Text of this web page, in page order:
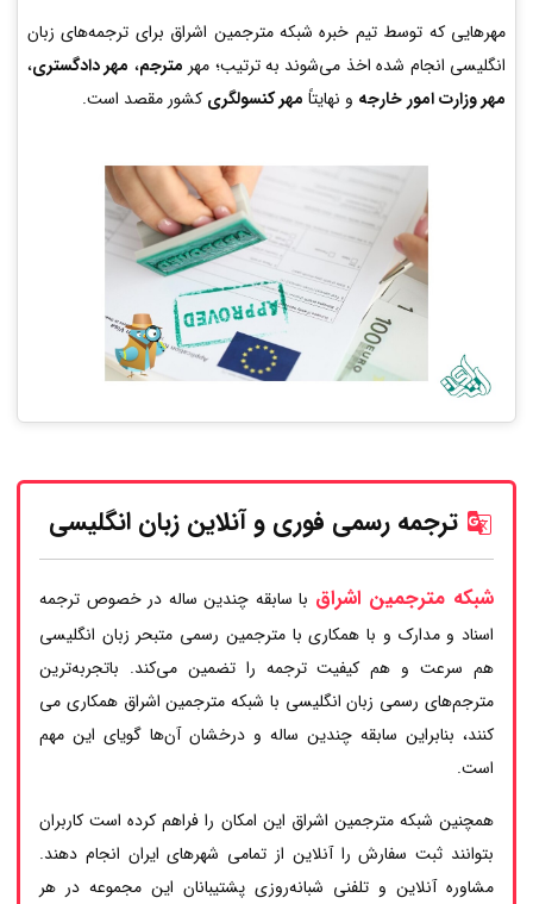
مهرهایی که توسط تیم خبره شبکه مترجمین اشراق برای ترجمه‌های زبان
انگلیسی انجام شده اخذ می‌شوند به ترتیب؛ مهر مترجم، مهر دادگستری،
مهر وزارت امور خارجه و نهایتاً مهر کنسولگری کشور مقصد است.
ترجمه رسمی فوری و آنلاین زبان انگلیسی
شبکه مترجمین اشراق با سابقه چندین ساله در خصوص ترجمه
اسناد و مدارک و با همکاری با مترجمین رسمی متبحر زبان انگلیسی
هم سرعت و هم کیفیت ترجمه را تضمین می‌کند. باتجربه‌ترین
مترجم‌های رسمی زبان انگلیسی با شبکه مترجمین اشراق همکاری می
کنند، بنابراین سابقه چندین ساله و درخشان آن‌ها گویای این مهم
است.
همچنین شبکه مترجمین اشراق این امکان را فراهم کرده است کاربران
بتوانند ثبت سفارش را آنلاین از تمامی شهرهای ایران انجام دهند.
مشاوره آنلاین و تلفنی شبانه‌روزی پشتیبانان این مجموعه در هر